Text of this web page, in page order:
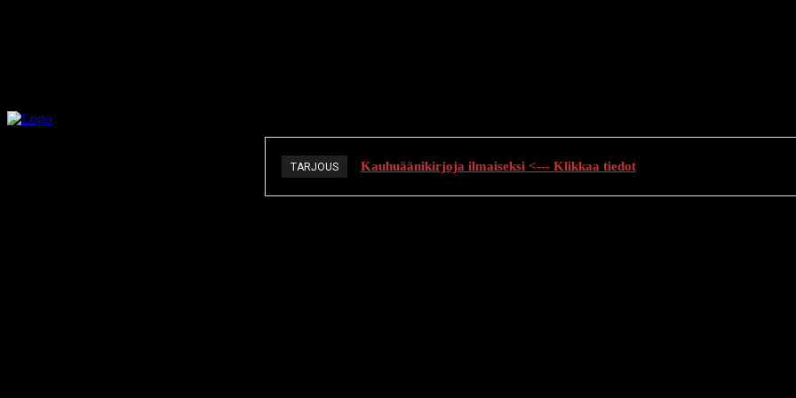
TARJOUS Kauhuäänikirjoja ilmaiseksi <--- Klikkaa tiedot